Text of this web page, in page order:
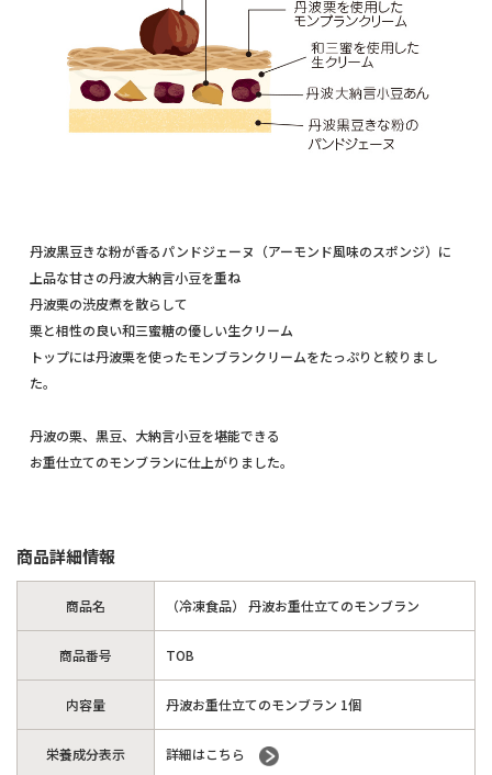
丹波黒豆きな粉が香るパンドジェーヌ（アーモンド風味のスポンジ）に
上品な甘さの丹波大納言小豆を重ね
丹波栗の渋皮煮を散らして
栗と相性の良い和三蜜糖の優しい生クリーム
トップには丹波栗を使ったモンブランクリームをたっぷりと絞りまし
た。
丹波の栗、黒豆、大納言小豆を堪能できる
お重仕立てのモンブランに仕上がりました。
商品詳細情報
商品名 （冷凍食品） 丹波お重仕立てのモンブラン
商品番号 TOB
内容量 丹波お重仕立てのモンブラン 1個
栄養成分表示 詳細はこちら